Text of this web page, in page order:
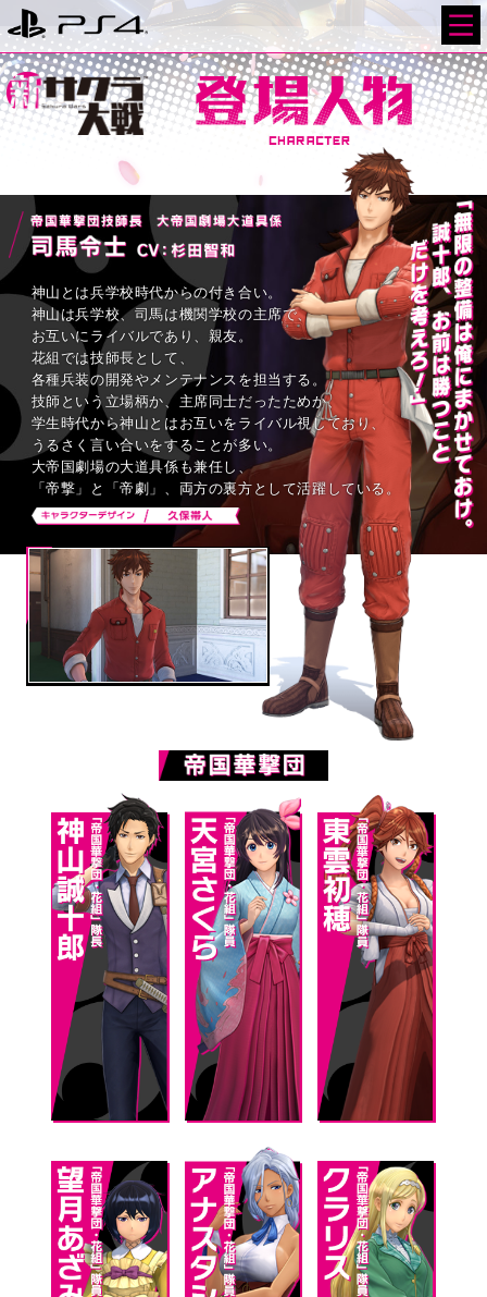
神山とは兵学校時代からの付き合い。
神山は兵学校、司馬は機関学校の主席で、
お互いにライバルであり、親友。
花組では技師長として、
各種兵装の開発やメンテナンスを担当する。
技師という立場柄か、主席同士だったためか、
学生時代から神山とはお互いをライバル視しており、
うるさく言い合いをすることが多い。
大帝国劇場の大道具係も兼任し、
「帝撃」と「帝劇」、両方の裏方として活躍している。